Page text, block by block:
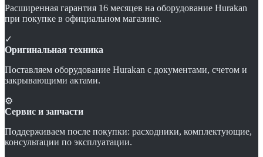
Расширенная гарантия 16 месяцев на оборудование Hurakan
при покупке в официальном магазине.
✓
Оригинальная техника
Поставляем оборудование Hurakan с документами, счетом и
закрывающими актами.
⚙
Сервис и запчасти
Поддерживаем после покупки: расходники, комплектующие,
консультации по эксплуатации.